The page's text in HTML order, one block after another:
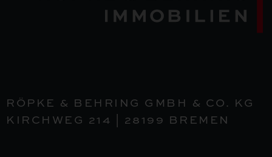
RÖPKE & BEHRING GMBH & CO. KG
KIRCHWEG 214 | 28199 BREMEN